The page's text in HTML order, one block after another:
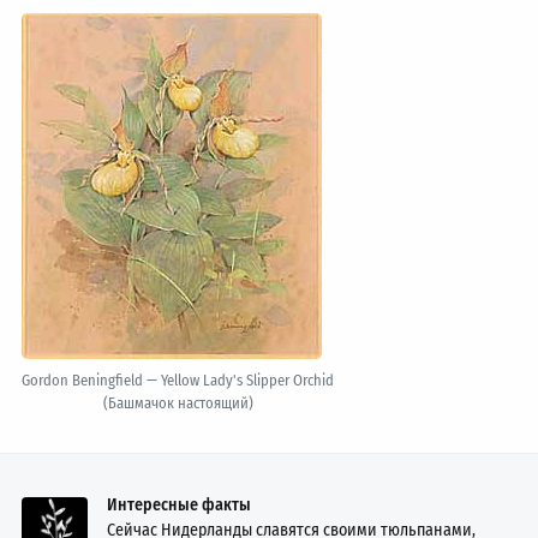
Gordon Beningfield — Yellow Lady's Slipper Orchid
(Башмачок настоящий)
Интересные факты
Сейчас Нидерланды славятся своими тюльпанами,